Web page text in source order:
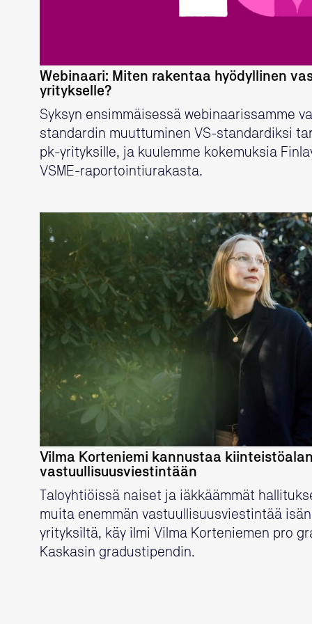
Webinaari: Miten rakentaa hyödyllinen
yritykselle?
Syksyn ensimmäisessä webinaarissamme
standardin muuttuminen VS-standardiksi
pk-yrityksille, ja kuulemme kokemuksia
VSME-raportointiurakasta.
LUE LISÄÄ
Vilma Korteniemi kannustaa
vastuullisuusviestintään
Taloyhtiöissä naiset ja iäkkäämmät
muita enemmän vastuullisuusviestintää
yrityksiltä, käy ilmi Vilma Korteniemen pro
Kaskasin gradustipendin.